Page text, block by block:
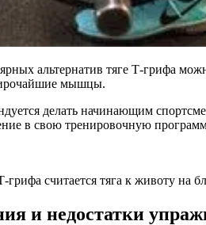
альтернатив тяге Т-грифа
мышцы.
делать начинающим
в свою тренировочную
считается тяга к животу на
и недостатки